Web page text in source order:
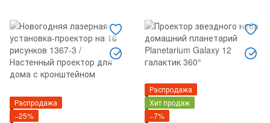
Распродажа
−25%
Распродажа
Хит продаж
−7%